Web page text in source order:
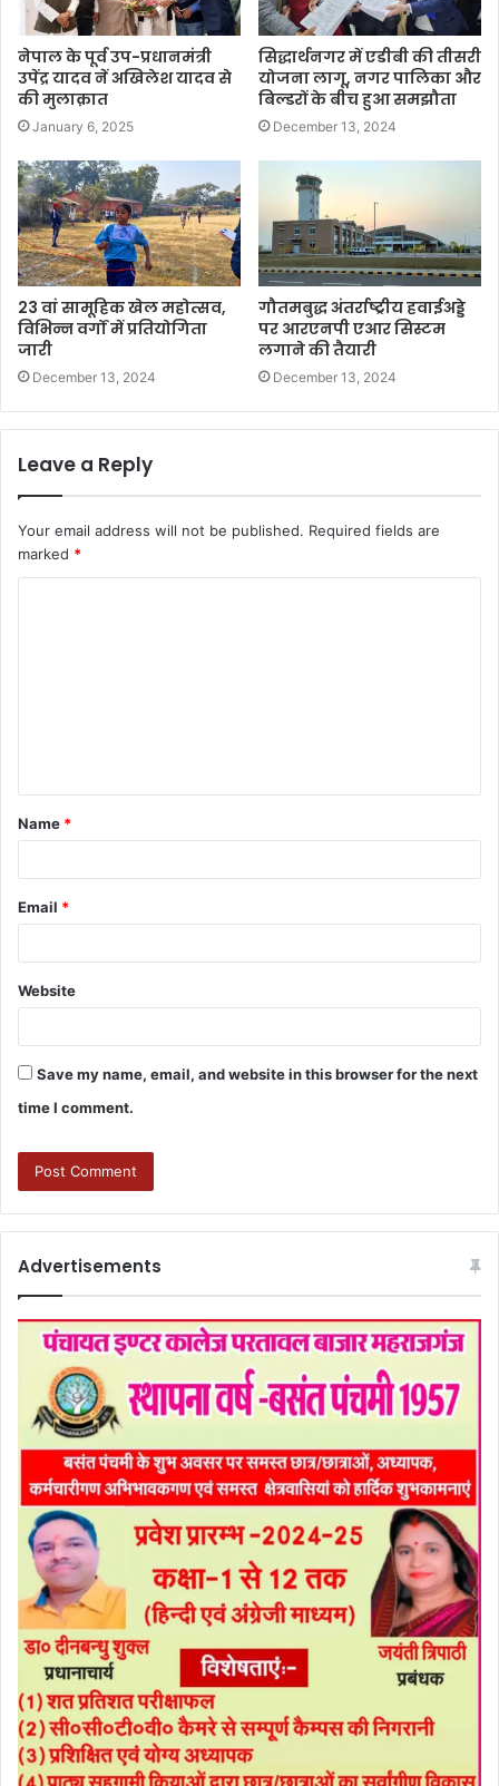
नेपाल के पूर्व उप-प्रधानमंत्री
उपेंद्र यादव नें अखिलेश यादव से
की मुलाक़ात
January 6, 2025
सिद्धार्थनगर में एडीबी की तीसरी
योजना लागू, नगर पालिका और
बिल्डरों के बीच हुआ समझौता
December 13, 2024
23 वां सामूहिक खेल महोत्सव,
विभिन्न वर्गों में प्रतियोगिता
जारी
December 13, 2024
गौतमबुद्ध अंतर्राष्ट्रीय हवाईअड्डे
पर आरएनपी एआर सिस्टम
लगाने की तैयारी
December 13, 2024
Leave a Reply
Your email address will not be published. Required fields are
marked *
Name *
Email *
Website
Save my name, email, and website in this browser for the next
time I comment.
Advertisements